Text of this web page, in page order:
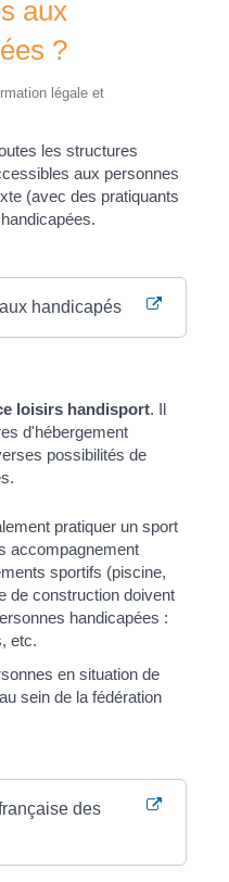
aux
?
légale et
les structures
aux personnes
(avec des pratiquants
handicapés
loisirs handisport. Il
d'hébergement
possibilités de
pratiquer un sport
accompagnement
sportifs (piscine,
de construction doivent
handicapées :
etc.
en situation de
sein de la fédération
des